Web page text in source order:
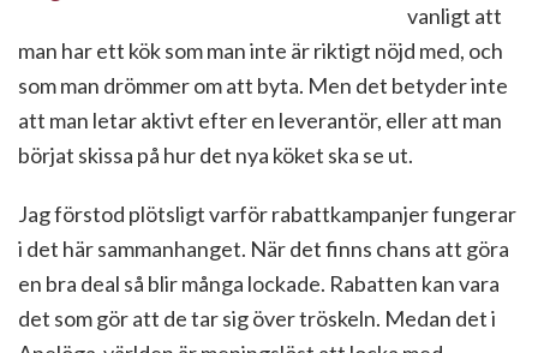
vanligt att
man har ett kök som man inte är riktigt nöjd med, och
som man drömmer om att byta. Men det betyder inte
att man letar aktivt efter en leverantör, eller att man
börjat skissa på hur det nya köket ska se ut.
Jag förstod plötsligt varför rabattkampanjer fungerar
i det här sammanhanget. När det finns chans att göra
en bra deal så blir många lockade. Rabatten kan vara
det som gör att de tar sig över tröskeln. Medan det i